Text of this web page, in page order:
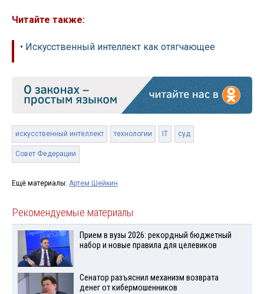
Читайте также:
• Искусственный интеллект как отягчающее
искусственный интеллект технологии IT суд
Совет Федерации
Ещё материалы: Артем Шейкин
Рекомендуемые материалы
Прием в вузы 2026: рекордный бюджетный
набор и новые правила для целевиков
Сенатор разъяснил механизм возврата
денег от кибермошенников